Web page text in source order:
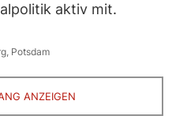
aktiv mit.
, Potsdam
ANZEIGEN